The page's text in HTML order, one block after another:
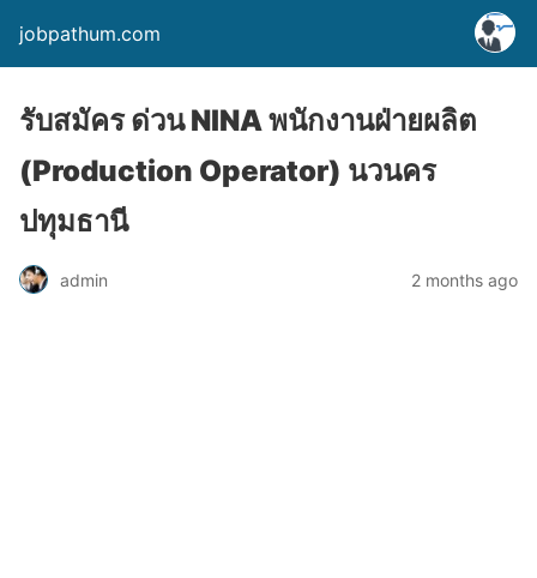
jobpathum.com
รับสมัคร ด่วน NINA พนักงานฝ่ายผลิต
(Production Operator) นวนคร
ปทุมธานี
admin 2 months ago